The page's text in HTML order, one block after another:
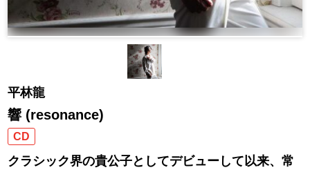
平林龍
響 (resonance)
CD
クラシック界の貴公子としてデビューして以来、常